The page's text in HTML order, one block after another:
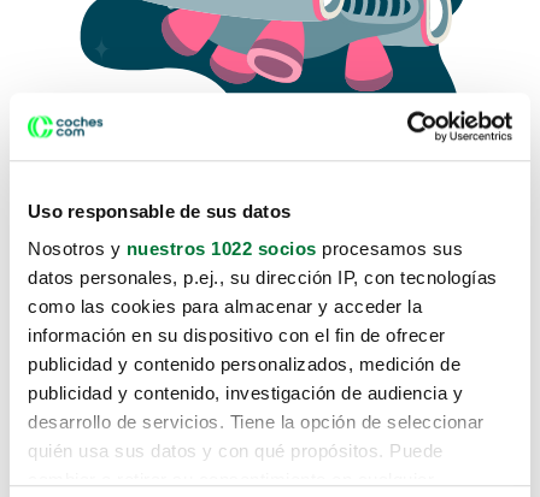
Uso responsable de sus datos
Nosotros y nuestros 1022 socios procesamos sus
datos personales, p.ej., su dirección IP, con tecnologías
como las cookies para almacenar y acceder la
información en su dispositivo con el fin de ofrecer
publicidad y contenido personalizados, medición de
publicidad y contenido, investigación de audiencia y
desarrollo de servicios. Tiene la opción de seleccionar
quién usa sus datos y con qué propósitos. Puede
Lo sentimos, no sabemos como
te hemos traido hasta aquí.
Pero puedes encontrar el coche que estás
buscando en alguno de estos enlaces: